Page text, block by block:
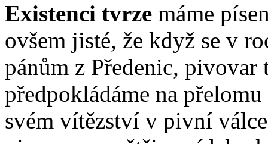
Existenci tvrze máme
ovšem jisté, že když se v
pánům z Předenic, pivovar
předpokládáme na
svém vítězství v pivní